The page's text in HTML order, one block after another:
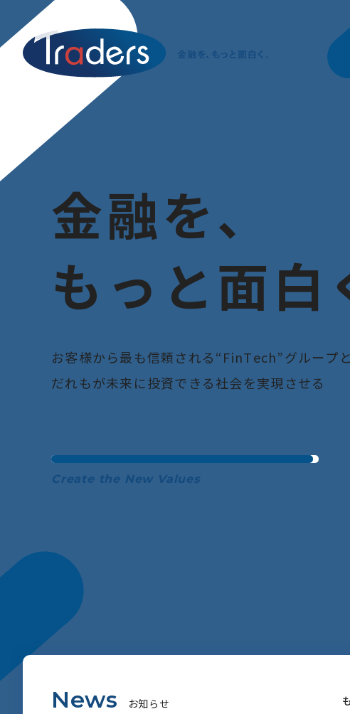
金融を、
も っ と面白
お客様から最も信頼される“FinTech”グループと
だれもが未来に投資で きる社会を実現させる
Create the New Values
News お知ら せ